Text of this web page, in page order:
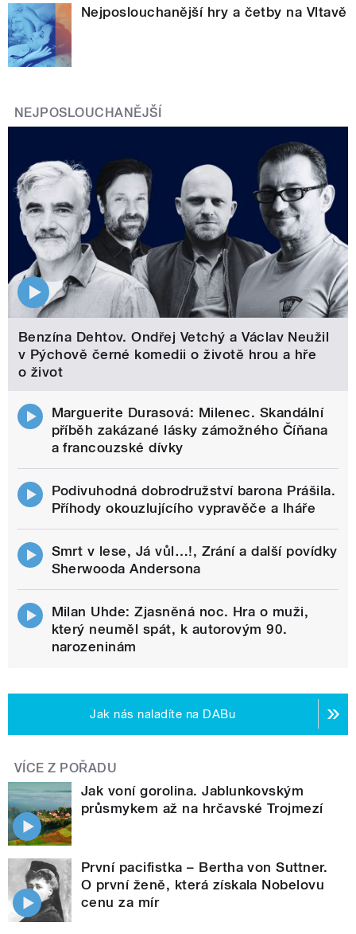
Nejposlouchanější hry a četby na Vltavě
NEJPOSLOUCHANĚJŠÍ
Benzína Dehtov. Ondřej Vetchý a Václav Neužil
v Pýchově černé komedii o životě hrou a hře
o život
Marguerite Durasová: Milenec. Skandální
příběh zakázané lásky zámožného Číňana
a francouzské dívky
Podivuhodná dobrodružství barona Prášila.
Příhody okouzlujícího vypravěče a lháře
Smrt v lese, Já vůl…!, Zrání a další povídky
Sherwooda Andersona
Milan Uhde: Zjasněná noc. Hra o muži,
který neuměl spát, k autorovým 90.
narozeninám
Jak nás naladíte na DABu
VÍCE Z POŘADU
Jak voní gorolina. Jablunkovským
průsmykem až na hrčavské Trojmezí
První pacifistka – Bertha von Suttner.
O první ženě, která získala Nobelovu
cenu za mír